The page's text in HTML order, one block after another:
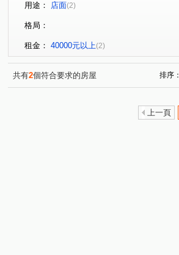
用途： 店面(2)
格局：
租金： 40000元以上(2)
共有2個符合要求的房屋 排序：
上一頁